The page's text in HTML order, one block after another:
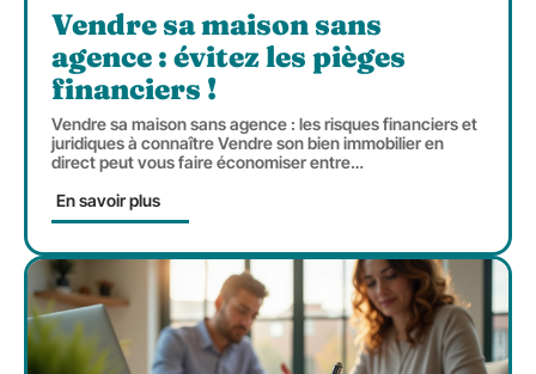
Vendre sa maison sans
agence : évitez les pièges
financiers !
Vendre sa maison sans agence : les risques financiers et
juridiques à connaître Vendre son bien immobilier en
direct peut vous faire économiser entre…
En savoir plus